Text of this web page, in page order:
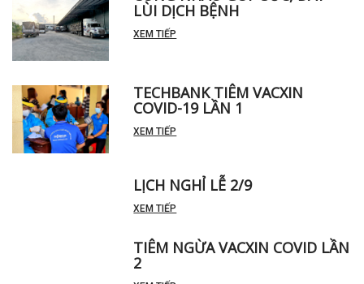
CÙNG NHAU GÓP SỨC, ĐẨY
LÙI DỊCH BỆNH
TECHBANK TIÊM VACXIN
COVID-19 LẦN 1
LỊCH NGHỈ LỄ 2/9
TIÊM NGỪA VACXIN COVID LẦN
2